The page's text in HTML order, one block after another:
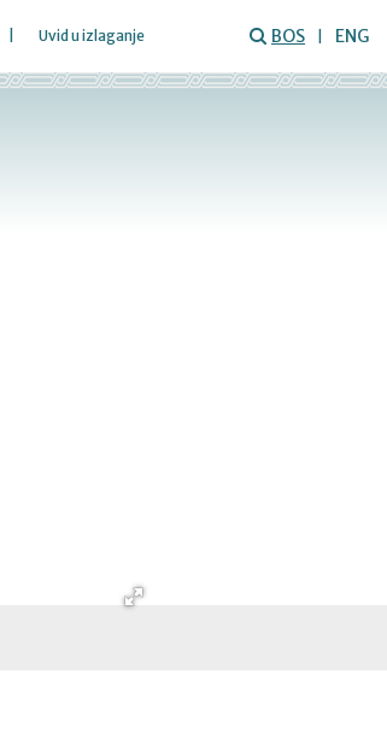
Uvid u izlaganje BOS ENG